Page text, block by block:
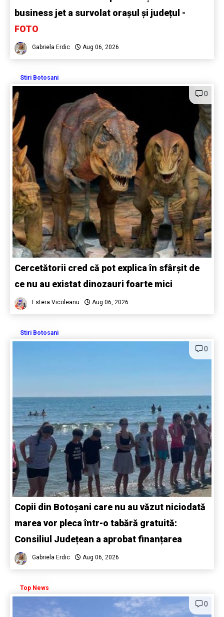
business jet a survolat orașul și județul -
FOTO
Gabriela Erdic Aug 06, 2026
Stiri Botosani
0
Cercetătorii cred că pot explica în sfârșit de
ce nu au existat dinozauri foarte mici
Estera Vicoleanu Aug 06, 2026
Stiri Botosani
0
Copii din Botoșani care nu au văzut niciodată
marea vor pleca într-o tabără gratuită:
Consiliul Județean a aprobat finanțarea
Gabriela Erdic Aug 06, 2026
Top News
0